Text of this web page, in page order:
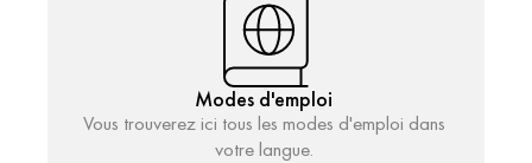
Modes d'emploi
Vous trouverez ici tous les modes d'emploi dans
votre langue.